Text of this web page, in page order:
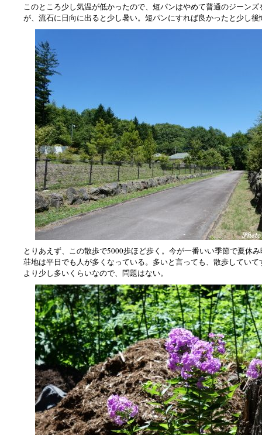
このところ少し気温が低かったので、短パンはやめて普通のジーン
が、流石に日向に出ると少し暑い。短パンにすれば良かったと少し後
とりあえず、この散歩で5000歩ほど歩く。今が一番いい季節で夏休
荘地は平日でも人が多くなっている。多いと言っても、散歩してい
より少し多いくらいなので、問題はない。